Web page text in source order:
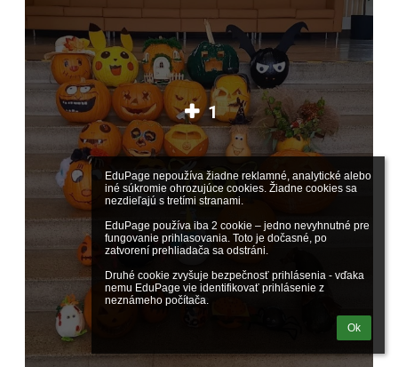
EduPage nepoužíva žiadne reklamné, analytické alebo
iné súkromie ohrozujúce cookies. Žiadne cookies sa
nezdieľajú s tretími stranami.
EduPage používa iba 2 cookie – jedno nevyhnutné pre
fungovanie prihlasovania. Toto je dočasné, po
zatvorení prehliadača sa odstráni.
Druhé cookie zvyšuje bezpečnosť prihlásenia - vďaka
nemu EduPage vie identifikovať prihlásenie z
neznámeho počítača.
Ok
1